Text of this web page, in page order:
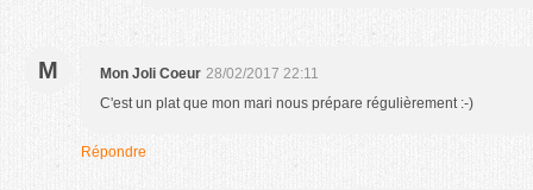
M Mon Joli Coeur 28/02/2017 22:11
C'est un plat que mon mari nous prépare régulièrement :-)
Répondre